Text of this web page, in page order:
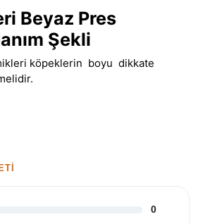
Beyaz Pres
Şekli
köpeklerin boyu dikkate
0